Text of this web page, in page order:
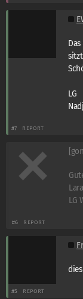
LG
#7 REPORT
LG
#6 REPORT
#5 REPORT